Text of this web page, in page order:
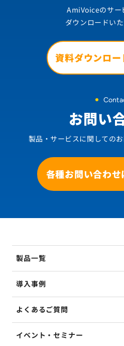
AmiVoiceのサー
ダウンロードいた
資料ダウンロー
お問い
製品・サービスに関しての
各種お問い合わせ
製品一覧
導入事例
よくあるご質問
イベント・セミナー